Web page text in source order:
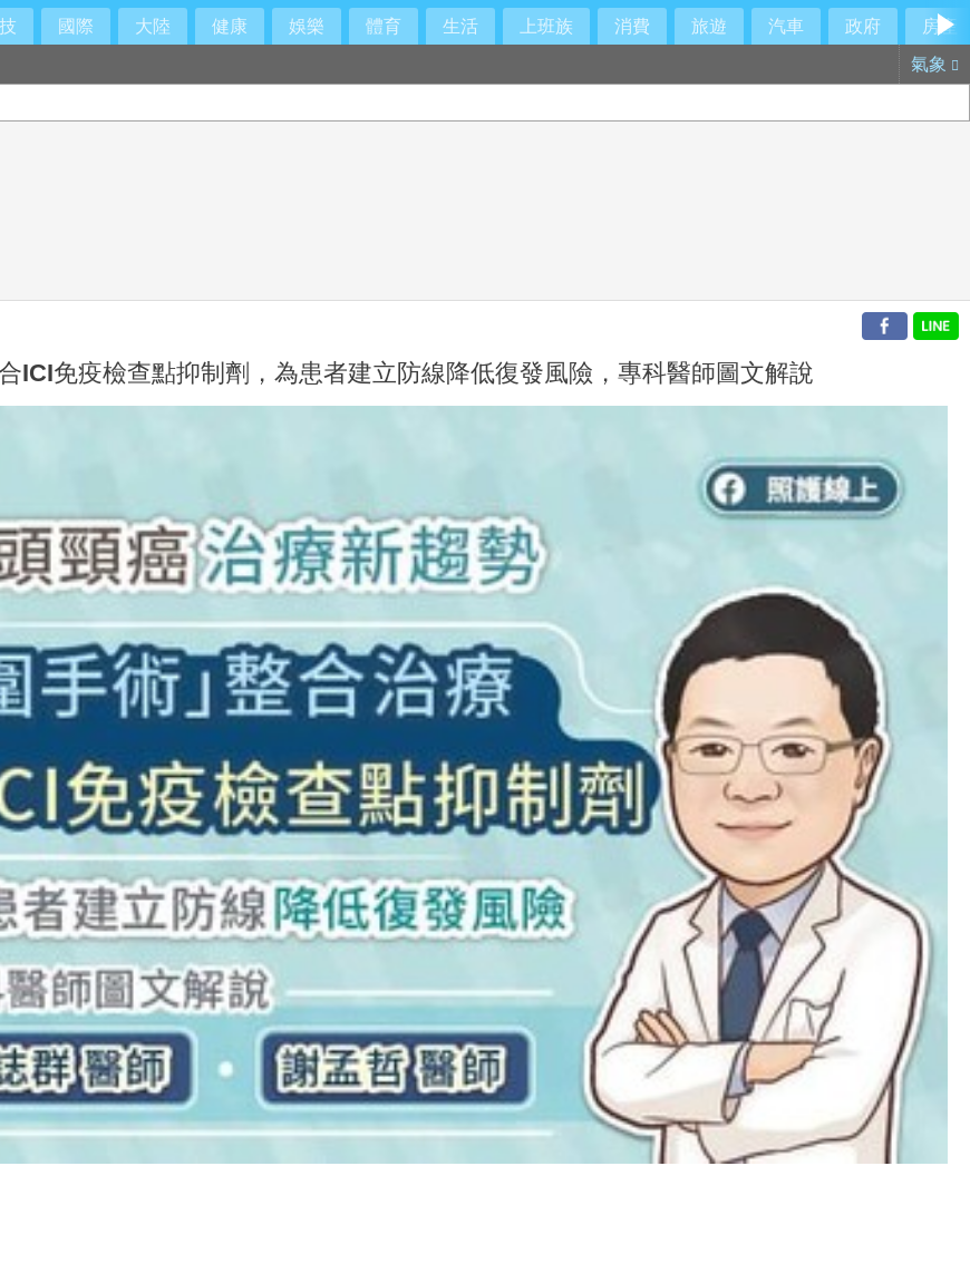
國際 大陸 健康 娛樂 體育 生活 上班族 消費 旅遊 汽車 政府
房產
氣象
ICI免疫檢查點抑制劑，為患者建立防線降低復發風險，專科醫師圖文解說